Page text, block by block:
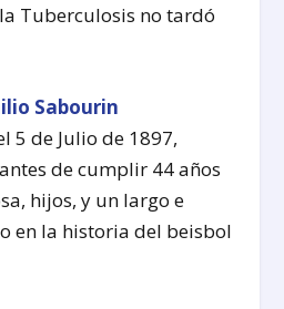
Tuberculosis no tardó
5 de Julio de 1897,
de cumplir 44 años
hijos, y un largo e
en la historia del beisbol